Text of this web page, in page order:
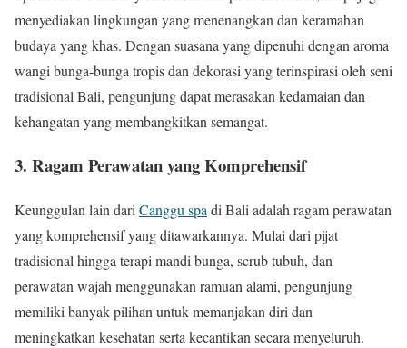
menyediakan lingkungan yang menenangkan dan keramahan
budaya yang khas. Dengan suasana yang dipenuhi dengan aroma
wangi bunga-bunga tropis dan dekorasi yang terinspirasi oleh seni
tradisional Bali, pengunjung dapat merasakan kedamaian dan
kehangatan yang membangkitkan semangat.
3. Ragam Perawatan yang Komprehensif
Keunggulan lain dari Canggu spa di Bali adalah ragam perawatan
yang komprehensif yang ditawarkannya. Mulai dari pijat
tradisional hingga terapi mandi bunga, scrub tubuh, dan
perawatan wajah menggunakan ramuan alami, pengunjung
memiliki banyak pilihan untuk memanjakan diri dan
meningkatkan kesehatan serta kecantikan secara menyeluruh.